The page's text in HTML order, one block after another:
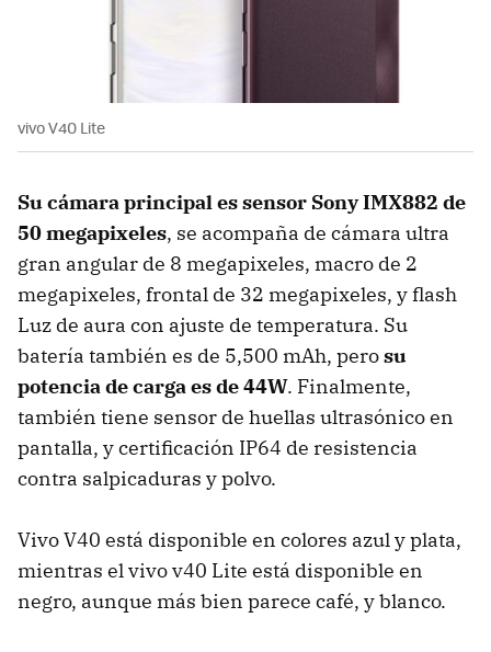
vivo V40 Lite
Su cámara principal es sensor Sony IMX882 de
50 megapixeles, se acompaña de cámara ultra
gran angular de 8 megapixeles, macro de 2
megapixeles, frontal de 32 megapixeles, y flash
Luz de aura con ajuste de temperatura. Su
batería también es de 5,500 mAh, perosu
potencia de carga es de 44W. Finalmente,
también tiene sensor de huellas ultrasónico en
pantalla, y certificación IP64 de resistencia
contra salpicaduras y polvo.
Vivo V40 está disponible en colores azul y plata,
mientras el vivo v40 Lite está disponible en
negro, aunque más bien parece café, y blanco.